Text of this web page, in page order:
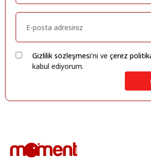
Gizlilik sözleşmesi'ni ve çerez
kabul ediyorum.